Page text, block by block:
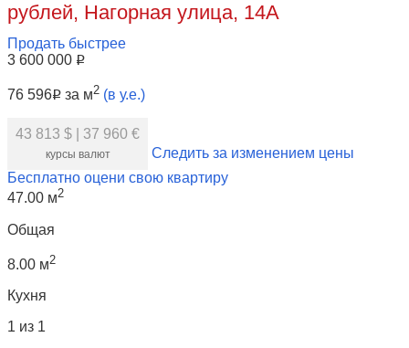
рублей, Нагорная улица, 14А
Продать быстрее
3 600 000 Р
76 596Р за м2 (в у.е.)
43 813 $ 37 960 €
курсы валют
Следить за изменением цены
Бесплатно оцени свою квартиру
47.00 м2
Общая
8.00 м2
Кухня
1 из 1